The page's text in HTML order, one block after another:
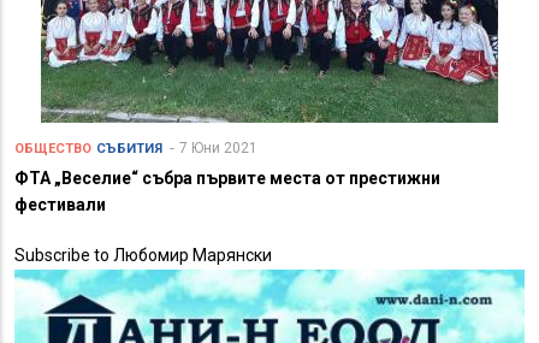
ОБЩЕСТВО СЪБИТИЯ 7 Юни 2021
ФТА „Веселие“ събра първите места от престижни
фестивали
Subscribe to Любомир Марянски